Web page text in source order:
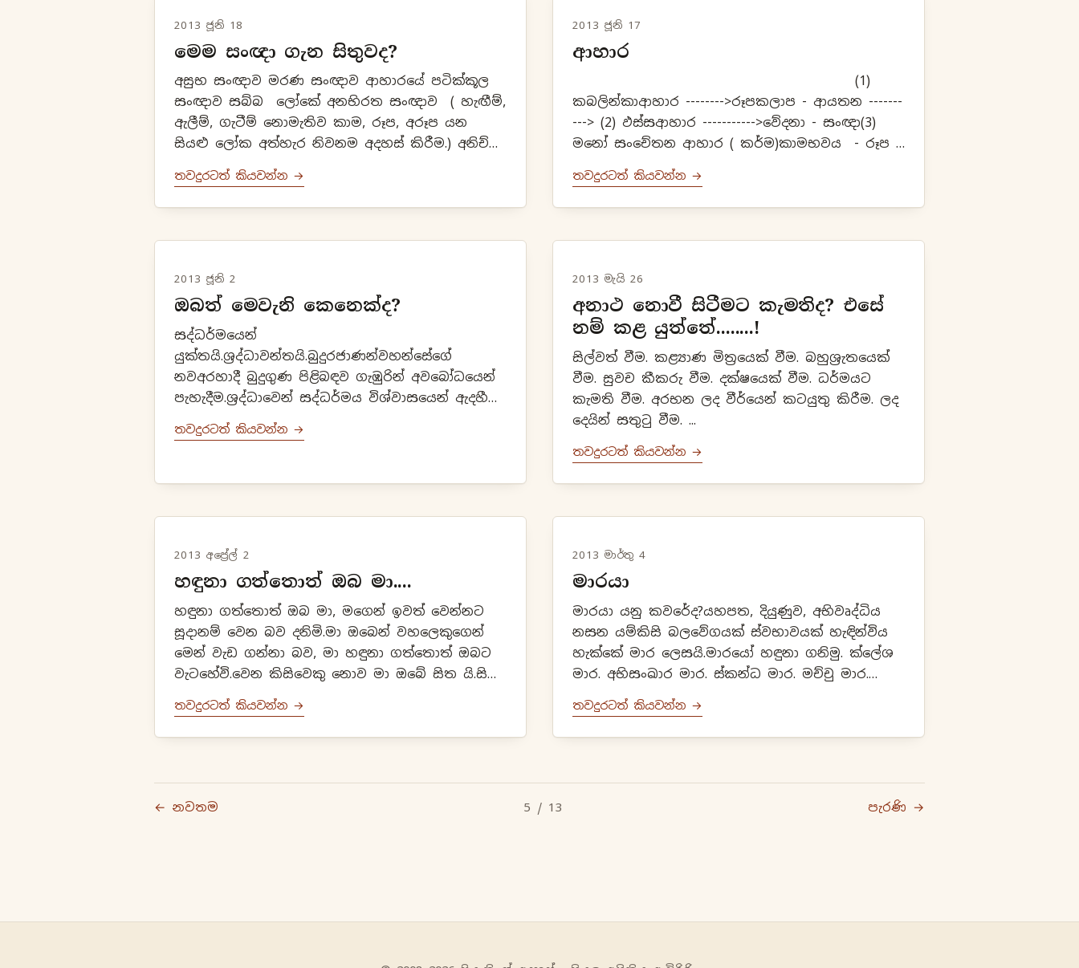
2013 ජූනි 18
මෙම සංඥා ගැන සිතුවද?
අසුභ සංඥාව මරණ සංඥාව ආහාරයේ පටික්කූල
සංඥාව සබ්බ ලෝකේ අනභිරත සංඥාව ( හැඟීම්,
ඇලීම්, ගැටීම් නොමැතිව කාම, රූප, අරූප යන
සියළු ලෝක අත්හැර නිවනම අදහස් කිරීම.) අනිච්ච
සංඥාව අනිච්චේ ...
තවදුරටත් කියවන්න →
2013 ජූනි 17
ආහාර
(1)
කබලින්කාආහාර -------->රූපකලාප - ආයතන -------
---> (2) ඵස්සආහාර ----------->වේදනා - සංඥා(3)
මනෝ සංචේතන ආහාර ( කර්ම)කාමභවය - රූප
භවය - අරූප භවය!(4) විඤ්ඤාණ ආහාර ...
තවදුරටත් කියවන්න →
2013 ජූනි 2
ඔබත් මෙවැනි කෙනෙක්ද?
සද්ධර්මයෙන්
යුක්තයි.ශ්‍රද්ධාවන්තයි.බුදුරජාණන්වහන්සේගේ
නවඅරහාදී බුදුගුණ පිළිබඳව ගැඹුරින් අවබෝධයෙන්
පැහැදීම.ශ්‍රද්ධාවෙන් සද්ධර්මය විශ්වාසයෙන් ඇදහීම.
පවට ලැජ්ජාව ඇතිබව. (හිරි)කයෙන් සිදුවන වැරදි
තවදුරටත් කියවන්න →
2013 මැයි 26
අනාථ නොවී සිටීමට කැමතිද? එසේ
නම් කළ යුත්තේ........!
සිල්වත් වීම. කළ්‍යාණ මිත්‍රයෙක් වීම. බහුශ්‍රැතයෙක්
වීම. සුවච කීකරු වීම. දක්ෂයෙක් වීම. ධර්මයට
කැමති වීම. අරභන ලද වීර්යෙන් කටයුතු කිරීම. ලද
දෙයින් සතුටු වීම. ...
තවදුරටත් කියවන්න →
2013 අප්‍රේල් 2
හඳුනා ගත්තොත් ඔබ මා....
හඳුනා ගත්තොත් ඔබ මා, මගෙන් ඉවත් වෙන්නට
සූදානම් වෙන බව දනිමි.මා ඔබෙන් වහලෙකුගෙන්
මෙන් වැඩ ගන්නා බව, මා හඳුනා ගත්තොත් ඔබට
වැටහේවි.වෙන කිසිවෙකු නොව මා ඔබේ සිත යි.සිත්
තවදුරටත් කියවන්න →
2013 මාර්තු 4
මාරයා
මාරයා යනු කවරේද?යහපත, දියුණුව, අභිවෘද්ධිය
නසන යම්කිසි බලවේගයක් ස්වභාවයක් හැඳින්විය
හැක්කේ මාර ලෙසයි.මාරයෝ හඳුනා ගනිමු. ක්ලේශ
මාර. අභිසංඛාර මාර. ස්කන්ධ මාර. මච්චු මාර.
තවදුරටත් කියවන්න →
← නවතම 5 / 13 පැරණි →